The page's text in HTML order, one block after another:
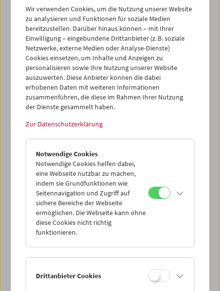
29
31 02
04
05
06 07 08 09 10
iCalender
Programmheft-PDF
English language or subtitles
< Vorherige Woche
Mo 1.8.
Di 2.8.
Mi 3.8.
Do 4.8.
Sa 6.8.
Wir verwenden Cookies, um die Nutzung unserer Website
zu analysieren und Funktionen für soziale Medien
bereitzustellen. Darüber hinaus können – mit Ihrer
Einwilligung – eingebundene Drittanbieter (z. B. soziale
Netzwerke, externe Medien oder Analyse-Dienste)
Cookies einsetzen, um Inhalte und Anzeigen zu
personalisieren sowie Ihre Nutzung unserer Website
auszuwerten. Diese Anbieter können die dabei
erhobenen Daten mit weiteren Informationen
zusammenführen, die diese im Rahmen Ihrer Nutzung
der Dienste gesammelt haben.
Zur Datenschutzerklärung
Notwendige Cookies
Notwendige Cookies helfen dabei,
eine Webseite nutzbar zu machen,
indem sie Grundfunktionen wie
Seitennavigation und Zugriff auf
sichere Bereiche der Webseite
ermöglichen. Die Webseite kann ohne
diese Cookies nicht richtig
funktionieren.
Drittanbieter Cookies